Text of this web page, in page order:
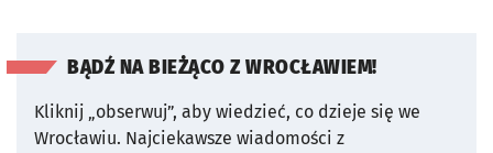
BĄDŹ NA BIEŻĄCO Z WROCŁAWIEM!
Kliknij „obserwuj”, aby wiedzieć, co dzieje się we
Wrocławiu. Najciekawsze wiadomości z